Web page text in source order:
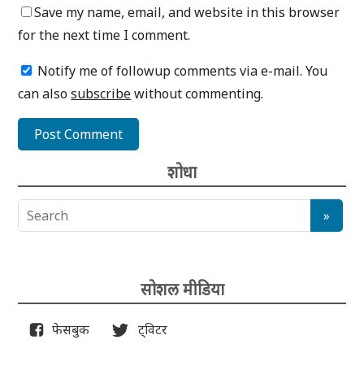
Save my name, email, and website in this browser
for the next time I comment.
Notify me of followup comments via e-mail. You
can alsosubscribewithout commenting.
शोधा
सोशल मीडिया
फेसबुक ट्विटर